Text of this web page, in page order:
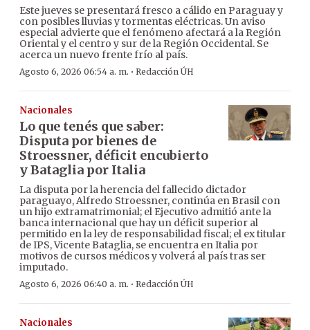
Este jueves se presentará fresco a cálido en Paraguay y
con posibles lluvias y tormentas eléctricas. Un aviso
especial advierte que el fenómeno afectará a la Región
Oriental y el centro y sur de la Región Occidental. Se
acerca un nuevo frente frío al país.
Agosto 6, 2026 06:54 a. m. · Redacción ÚH
Nacionales
Lo que tenés que saber:
Disputa por bienes de
Stroessner, déficit encubierto
y Bataglia por Italia
La disputa por la herencia del fallecido dictador
paraguayo, Alfredo Stroessner, continúa en Brasil con
un hijo extramatrimonial; el Ejecutivo admitió ante la
banca internacional que hay un déficit superior al
permitido en la ley de responsabilidad fiscal; el ex titular
de IPS, Vicente Bataglia, se encuentra en Italia por
motivos de cursos médicos y volverá al país tras ser
imputado.
Agosto 6, 2026 06:40 a. m. · Redacción ÚH
Nacionales